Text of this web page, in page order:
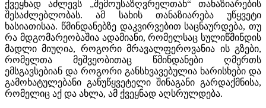
ქვეყნად აძლევს „შემოუსაზღვრელთან“ თანაზიარების
შესაძლებლობას. ამ სახის თანაზიარება უწყვეტი
ხასიათისაა. წმინდანებზე დაკვირვებით საცნაურდება, თუ
რა მდგომარეობაშია ადამიანი, რომელსაც სულიწმინდის
მადლი მიუღია, როგორი მრავალფეროვანია ის გზები,
რომელთა მეშვეობითაც წმინდანები ღმერთს
ემსგავსებიან და როგორი განსხვავებულია ხარისხები და
გამოხატულებანი განუწყვეტელი შინაგანი გარდაქმნისა,
რომელიც აქ და ახლა, ამ ქვეყნად აღსრულდება.